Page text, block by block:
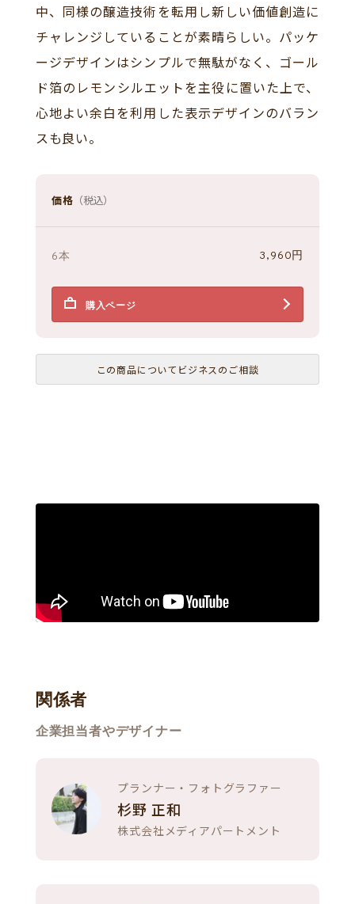
中、同様の醸造技術を転用し新しい価値創造に
チャレンジしていることが素晴らしい。パッケ
ージデザインはシンプルで無駄がなく、ゴール
ド箔のレモンシルエットを主役に置いた上で、
心地よい余白を利用した表示デザインのバラン
スも良い。
価格 （税込）
6本 3,960円
購入ページ
この商品についてビジネスのご相談
関係者
企業担当者やデザイナー
プランナー・フォトグラファー
杉野 正和
株式会社メディアパートメント